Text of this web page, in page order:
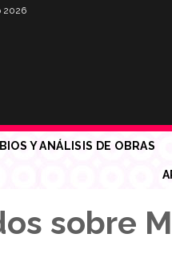
2026
BIOS Y ANÁLISIS DE OBRAS
sobre